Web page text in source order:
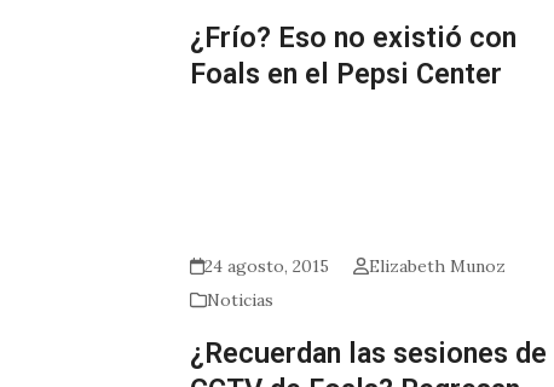
¿Frío? Eso no existió con
Foals en el Pepsi Center
24 agosto, 2015
Elizabeth Munoz
Noticias
¿Recuerdan las sesiones de